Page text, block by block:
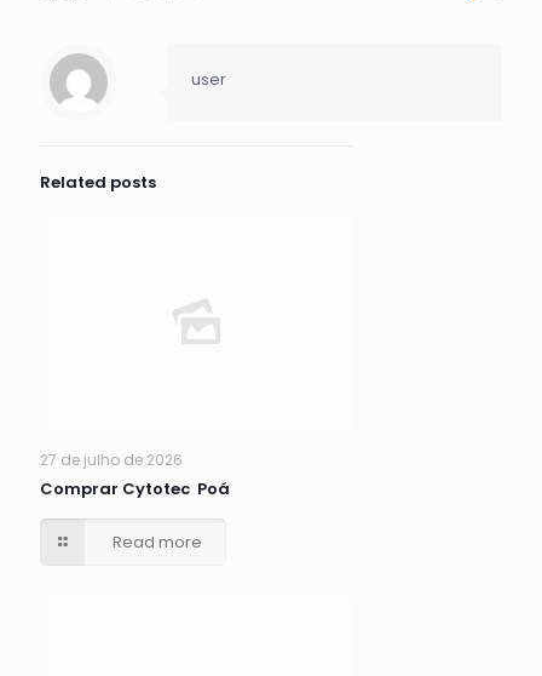
user
Related posts
27 de julho de 2026
Comprar Cytotec Poá
Read more